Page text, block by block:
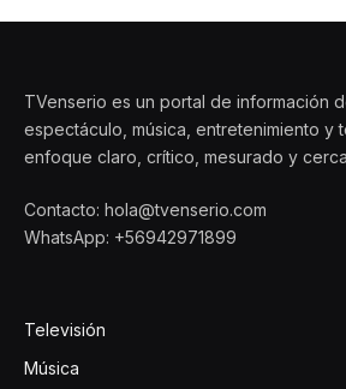
TVenserio es un portal de información
espectáculo, música, entretenimiento y
enfoque claro, crítico, mesurado y
Contacto: hola@tvenserio.com
WhatsApp: +56942971899
Televisión
Música